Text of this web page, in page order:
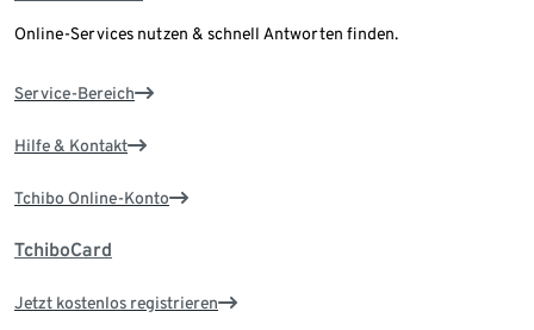
Online-Services nutzen & schnell Antworten finden.
Service-Bereich
Hilfe & Kontakt
Tchibo Online-Konto
TchiboCard
Jetzt kostenlos registrieren